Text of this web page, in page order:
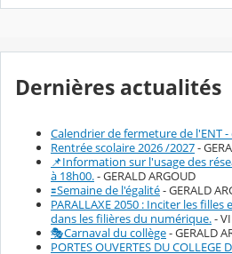
Dernières actualités
Calendrier de fermeture de l'ENT -
Rentrée scolaire 2026 /2027-
📌Information sur l'usage des
à 18h00.- GERALD ARGOUD
🟰Semaine de l'égalité- GERALD
PARALLAXE 2050 : Inciter les
dans les filières du numérique.-
🎭Carnaval du collège- GERALD
PORTES OUVERTES DU COLLEGE